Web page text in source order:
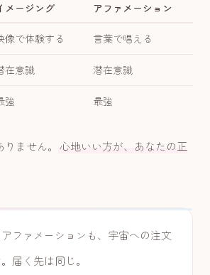
メージング アファメーション
像で体験する 言葉で唱える
在意識 潜在意識
強 最強
ません。 心地いい方が、あなたの正
ファメーションも、宇宙への注文
届く先は同じ。